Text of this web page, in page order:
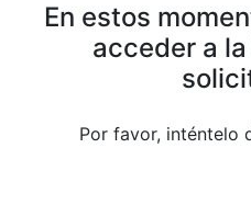
En estos
acceder a
Por favor, inténtelo